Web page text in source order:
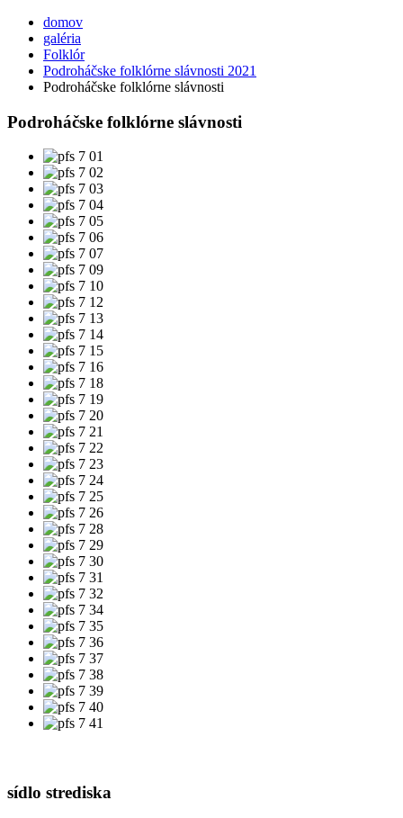
domov
galéria
Folklór
Podroháčske folklórne slávnosti 2021
Podroháčske folklórne slávnosti
Podroháčske folklórne slávnosti
sídlo strediska